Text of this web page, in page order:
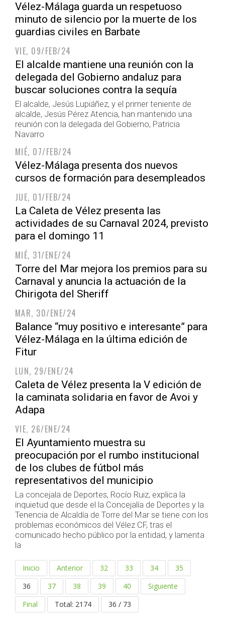
Vélez-Málaga guarda un respetuoso
minuto de silencio por la muerte de los
guardias civiles en Barbate
VIE, 09/FEB/24
El alcalde mantiene una reunión con la
delegada del Gobierno andaluz para
buscar soluciones contra la sequía
El alcalde, Jesús Lupiáñez, y el primer teniente de
alcalde, Jesús Pérez Atencia, han mantenido una
reunión con la delegada del Gobierno, Patricia
Navarro
MIÉ, 07/FEB/24
Vélez-Málaga presenta dos nuevos
cursos de formación para desempleados
JUE, 01/FEB/24
La Caleta de Vélez presenta las
actividades de su Carnaval 2024, previsto
para el domingo 11
MIÉ, 31/ENE/24
Torre del Mar mejora los premios para su
Carnaval y anuncia la actuación de la
Chirigota del Sheriff
MAR, 30/ENE/24
Balance “muy positivo e interesante” para
Vélez-Málaga en la última edición de
Fitur
LUN, 29/ENE/24
Caleta de Vélez presenta la V edición de
la caminata solidaria en favor de Avoi y
Adapa
VIE, 26/ENE/24
El Ayuntamiento muestra su
preocupación por el rumbo institucional
de los clubes de fútbol más
representativos del municipio
La concejala de Deportes, Rocío Ruiz, explica la
inquietud que desde el la Concejalía de Deportes y la
Tenencia de Alcaldía de Torre del Mar se tiene con los
problemas económicos del Vélez CF, tras el
comunicado hecho público por la entidad, y lamenta
la
Inicio Anterior 32 33 34
35
36
37 38 39 40
Siguiente
Final
Total: 2174 36 / 73